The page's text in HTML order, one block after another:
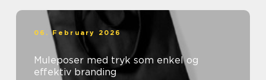
06. February 2026
Muleposer med tryk som enkel og
effektiv branding